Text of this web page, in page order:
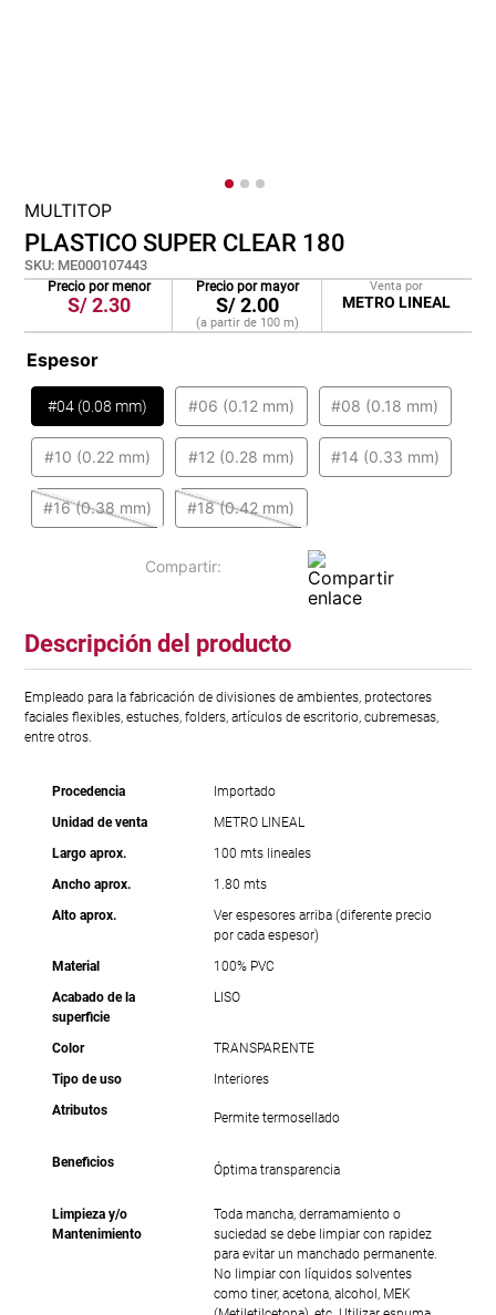
MULTITOP
PLASTICO SUPER CLEAR 180
SKU: ME000107443
Precio por menor
S/2.30
Precio por mayor
S/2.00
(a partir de 100 m)
Venta por
METRO LINEAL
Espesor
#04 (0.08 mm) #06 (0.12 mm) #08 (0.18 mm)
#10 (0.22 mm) #12 (0.28 mm) #14 (0.33 mm)
#16 (0.38 mm) #18 (0.42 mm)
Descripción del producto
Empleado para la fabricación de divisiones de ambientes, protectores
faciales flexibles, estuches, folders, artículos de escritorio, cubremesas,
entre otros.
Procedencia
Importado
Unidad de venta
METRO LINEAL
Largo aprox.
100 mts lineales
Ancho aprox.
1.80 mts
Alto aprox.
Ver espesores arriba (diferente precio
por cada espesor)
Material
100% PVC
Acabado de la
superficie
LISO
Color
TRANSPARENTE
Tipo de uso
Interiores
Atributos
Permite termosellado
Beneficios Óptima transparencia
Limpieza y/o
Mantenimiento
Toda mancha, derramamiento o
suciedad se debe limpiar con rapidez
para evitar un manchado permanente.
No limpiar con líquidos solventes
como tiner, acetona, alcohol, MEK